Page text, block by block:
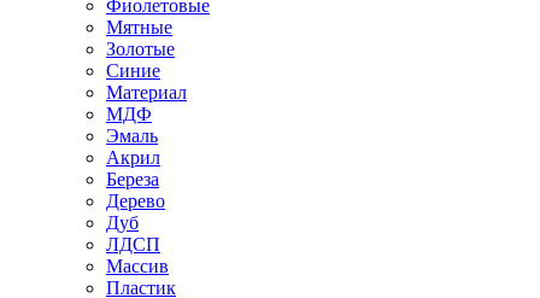
Фиолетовые
Мятные
Золотые
Синие
Материал
МДФ
Эмаль
Акрил
Береза
Дерево
Дуб
ЛДСП
Массив
Пластик